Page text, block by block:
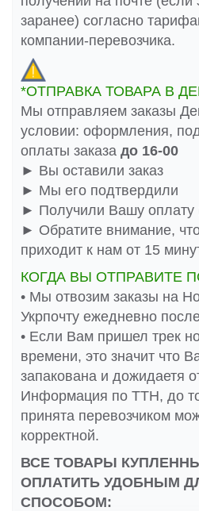
заранее) согласно
компании-перевозчика.
*ОТПРАВКА ТОВАРА В
Мы отправляем заказы
условии: оформления,
оплаты заказа до 16-00
► Вы оставили заказ
► Мы его подтвердили
► Получили Вашу оплату
► Обратите внимание,
приходит к нам от 15
КОГДА ВЫ ОТПРАВИТЕ
• Мы отвозим заказы на
Укрпочту ежедневно
• Если Вам пришел трек
времени, это значит что
запакована и дожидаетя
Информация по ТТН, до
принята перевозчиком
корректной.
ВСЕ ТОВАРЫ
ОПЛАТИТЬ УДОБНЫМ
СПОСОБОМ: